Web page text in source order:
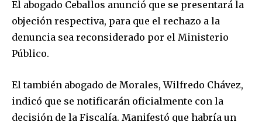
I've read and accept thePrivacy Policy
El abogado Ceballos anunció que se presentará la
objeción respectiva, para que el rechazo a la
denuncia sea reconsiderado por el Ministerio
Público.
El también abogado de Morales, Wilfredo Chávez,
indicó que se notificarán oficialmente con la
decisión de la Fiscalía. Manifestó que habría un